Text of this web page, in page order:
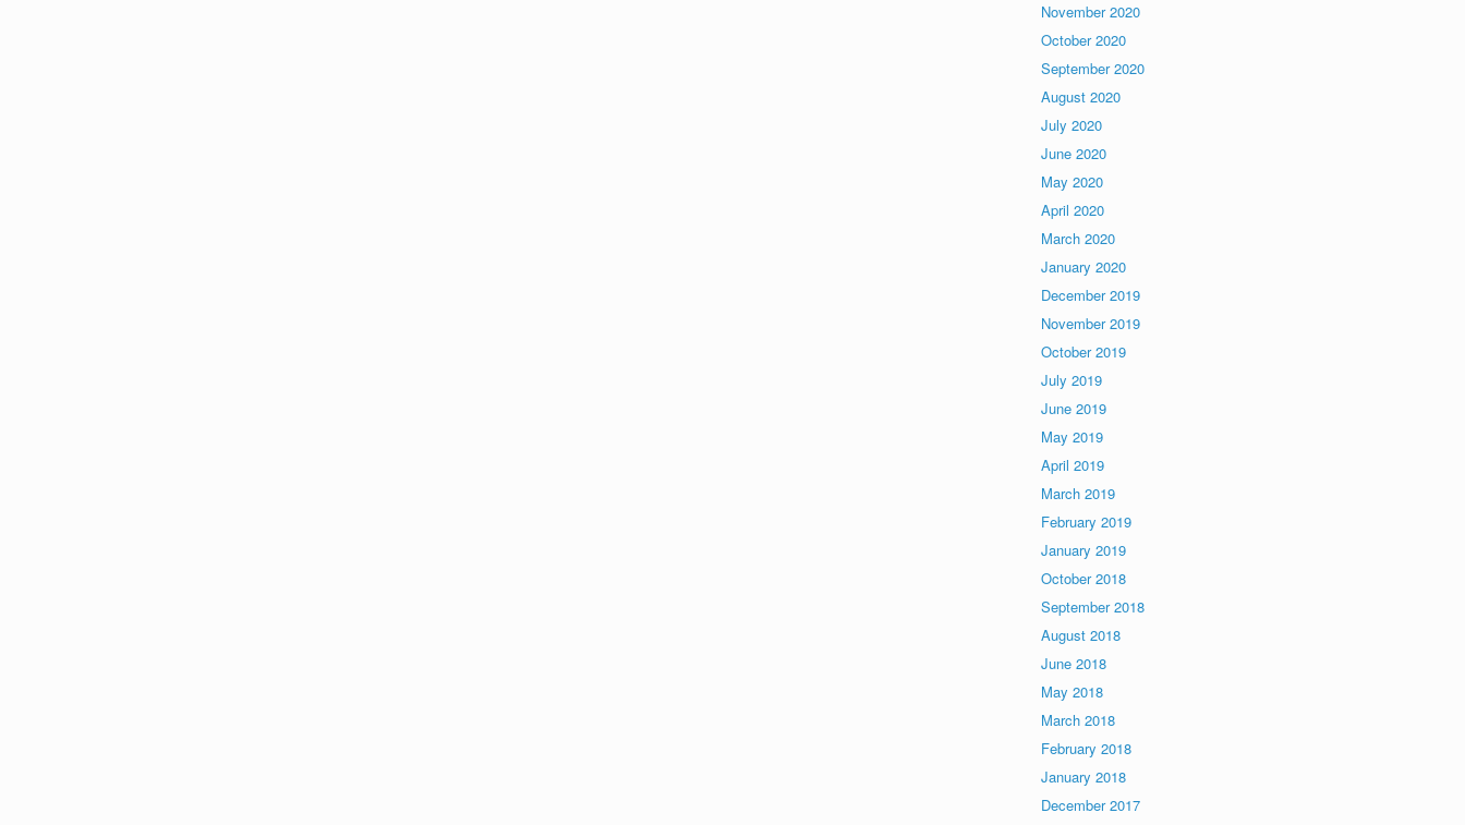
November 2020
October 2020
September 2020
August 2020
July 2020
June 2020
May 2020
April 2020
March 2020
January 2020
December 2019
November 2019
October 2019
July 2019
June 2019
May 2019
April 2019
March 2019
February 2019
January 2019
October 2018
September 2018
August 2018
June 2018
May 2018
March 2018
February 2018
January 2018
December 2017